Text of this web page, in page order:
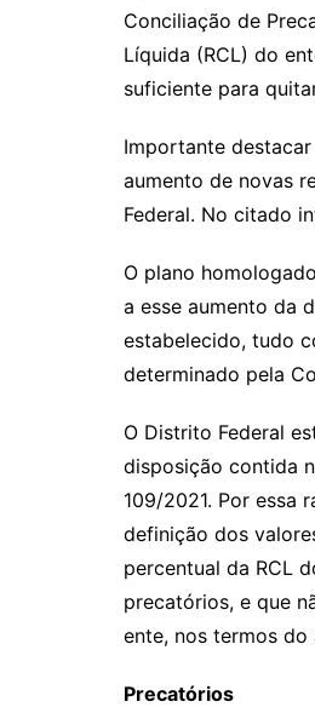
Conciliação de
Líquida (RCL) do
suficiente para
Importante
aumento de novas
Federal. No citado
O plano
a esse aumento da
estabelecido, tudo
determinado pela
O Distrito Federal
disposição contida
109/2021. Por essa
definição dos
percentual da RCL
precatórios, e que
ente, nos termos do
Precatórios